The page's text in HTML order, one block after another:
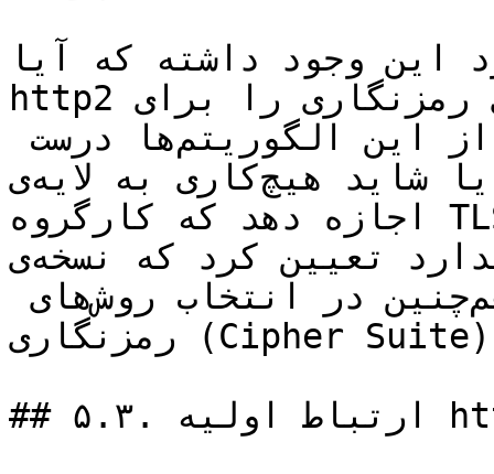
این وجود داشته که آیا
http2 باید لیستی از روش‌های رمزنگاری را برای TLS
کند، یا شاید هیچ‌کاری به لایه‌ی TLS نداشته باشد و
اجازه دهد که کارگروه TLS کار خودشان را انجام دهند.
نتیجه آن شد که استاندارد تعیین کرد که نسخه‌ی TLS
رمزنگاری (Cipher Suite) نیز محدودیت‌هایی وجود دارد.
## ۵.۳. ارتباط اولیه http2 روی TLS